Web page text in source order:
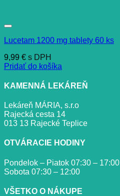
Lucetam 1200 mg tablety 60 ks
9,99 € s DPH
Pridať do košíka
KAMENNÁ LEKÁREŇ
Lekáreň MÁRIA, s.r.o
Rajecká cesta 14
013 13 Rajecké Teplice
OTVÁRACIE HODINY
Pondelok – Piatok 07:30 – 17:00
Sobota 07:30 – 12:00
VŠETKO O NÁKUPE